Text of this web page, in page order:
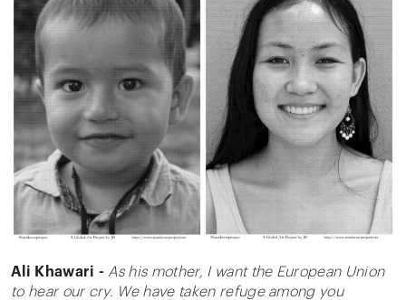
Ali Khawari - As his mother, I want the European Union
to hear our cry. We have taken refuge among you